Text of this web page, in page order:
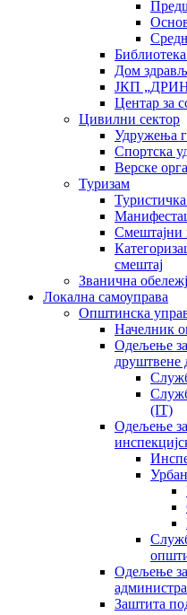
Дом
ЈКП
Центар за
Цивилни сектор
Удружења
Спортска
Верске
Туризам
Смештајни
смештај
Званична
Локална самоуправа
Општинска
Начелник
Одељење
друштвене
(IT)
Одељење
Одељење
Заштита